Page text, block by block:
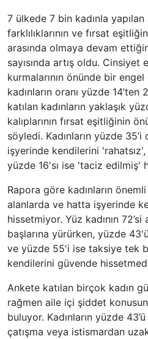
7 ülkede 7 bin kadınla
farklılıklarının ve fırsat
arasında olmaya devam
sayısında artış oldu.
kurmalarının önünde bir
kadınların oranı yüzde
katılan kadınların yaklaşık
kalıplarının fırsat eşitliğinin
söyledi. Kadınların yüzde
işyerinde kendilerini
yüzde 16'sı ise 'taciz edilmiş'
Rapora göre kadınların
alanlarda ve hatta işyerinde
hissetmiyor. Yüz kadının 72’si
başlarına yürürken, yüzde
ve yüzde 55'i ise taksiye tek
kendilerini güvende
Ankete katılan birçok kadın
rağmen aile içi şiddet
buluyor. Kadınların yüzde
çatışma veya istismardan